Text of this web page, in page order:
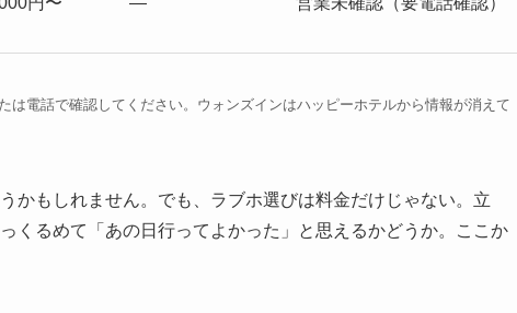
電話で確認してください。ウォンズインはハッピーホテルから情報が消えて
かもしれません。でも、ラブホ選びは料金だけじゃない。立
くるめて「あの日行ってよかった」と思えるかどうか。ここか